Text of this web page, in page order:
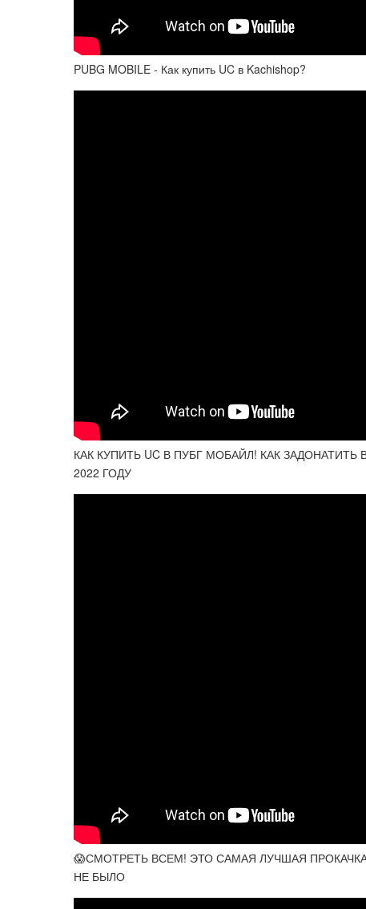
PUBG MOBILE - Как купить UC в Kachishop?
КАК КУПИТЬ UC В ПУБГ МОБАЙЛ! КАК ЗАДОНАТИТЬ
2022 ГОДУ
😱СМОТРЕТЬ ВСЕМ! ЭТО САМАЯ ЛУЧШАЯ ПРОКАЧКА
НЕ БЫЛО